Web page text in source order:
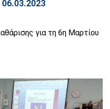
για τη 6η Μαρτίου